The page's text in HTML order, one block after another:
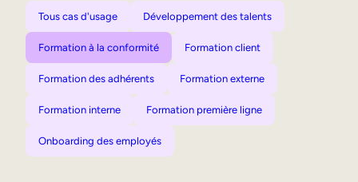
Tous cas d'usage Développement des talents
Formation à la conformité Formation client
Formation des adhérents Formation externe
Formation interne Formation première ligne
Onboarding des employés